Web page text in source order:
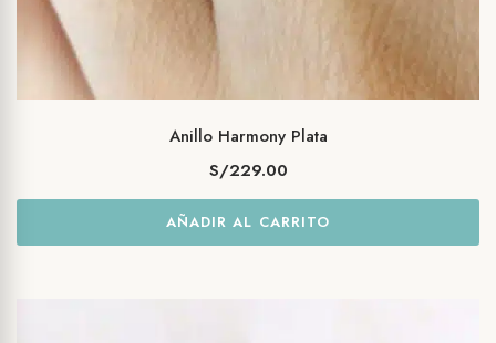
Anillo Harmony Plata
S/229.00
AÑADIR AL CARRITO